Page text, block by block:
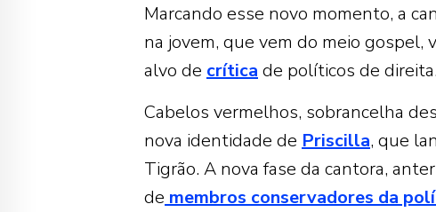
Marcando esse novo momento, a
na jovem, que vem do meio gospel,
alvo de crítica de políticos de direita.
Cabelos vermelhos, sobrancelha
nova identidade de Priscilla, que
Tigrão. A nova fase da cantora,
de membros conservadores da